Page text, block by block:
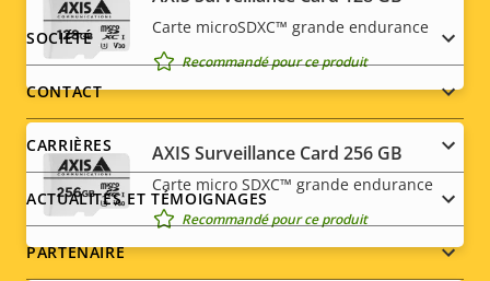
Carte microSDXC™ grande endurance
Recommandé pour ce produit
AXIS Surveillance Card 256 GB
Carte micro SDXC™ grande endurance
Recommandé pour ce produit
Footer
menu
SOCIÉTÉ
CONTACT
CARRIÈRES
ACTUALITÉS ET TÉMOIGNAGES
PARTENAIRE